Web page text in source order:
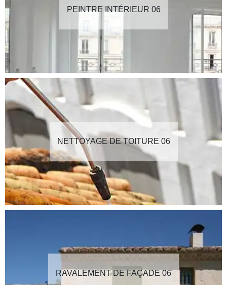
PEINTRE INTÉRIEUR 06
NETTOYAGE DE TOITURE 06
RAVALEMENT DE FAÇADE 06